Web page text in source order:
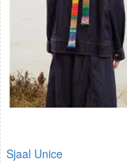
Sjaal Unice